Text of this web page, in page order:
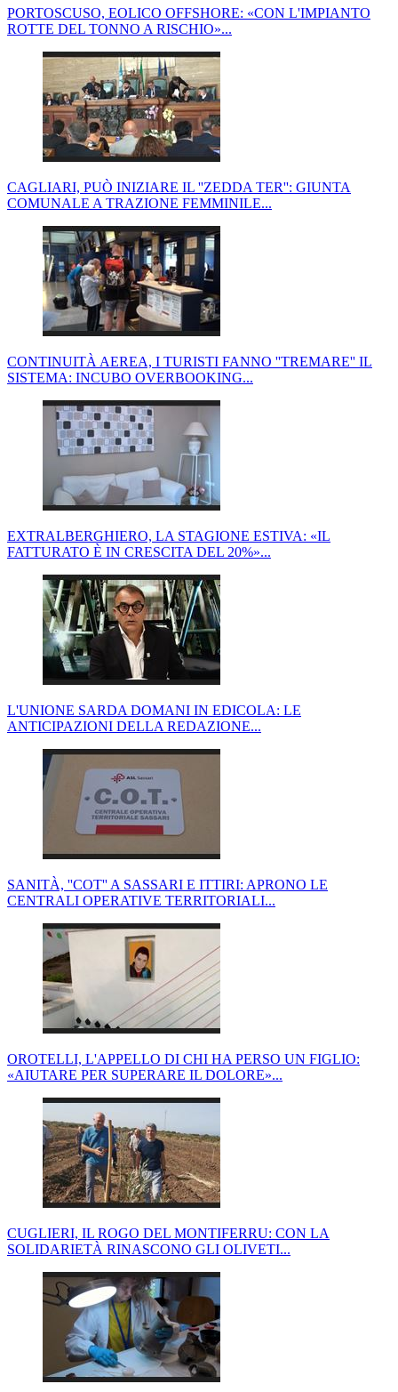
PORTOSCUSO, EOLICO OFFSHORE: «CON L'IMPIANTO
ROTTE DEL TONNO A RISCHIO»...
CAGLIARI, PUÒ INIZIARE IL ''ZEDDA TER'': GIUNTA
COMUNALE A TRAZIONE FEMMINILE...
CONTINUITÀ AEREA, I TURISTI FANNO ''TREMARE'' IL
SISTEMA: INCUBO OVERBOOKING...
EXTRALBERGHIERO, LA STAGIONE ESTIVA: «IL
FATTURATO È IN CRESCITA DEL 20%»...
L'UNIONE SARDA DOMANI IN EDICOLA: LE
ANTICIPAZIONI DELLA REDAZIONE...
SANITÀ, ''COT'' A SASSARI E ITTIRI: APRONO LE
CENTRALI OPERATIVE TERRITORIALI...
OROTELLI, L'APPELLO DI CHI HA PERSO UN FIGLIO:
«AIUTARE PER SUPERARE IL DOLORE»...
CUGLIERI, IL ROGO DEL MONTIFERRU: CON LA
SOLIDARIETÀ RINASCONO GLI OLIVETI...